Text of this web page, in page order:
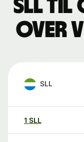
SLL til
over
SLL
1 SLL